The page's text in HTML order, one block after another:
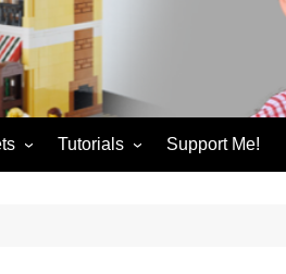
Tutorials Support Me!